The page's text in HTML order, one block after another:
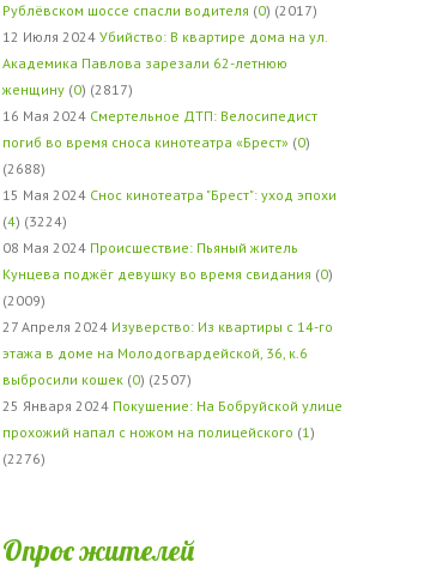
Рублёвском шоссе спасли водителя (0) (2017)
12 Июля 2024 Убийство: В квартире дома на ул.
Академика Павлова зарезали 62-летнюю
женщину (0) (2817)
16 Мая 2024 Смертельное ДТП: Велосипедист
погиб во время сноса кинотеатра «Брест» (0)
(2688)
15 Мая 2024 Снос кинотеатра "Брест": уход эпохи
(4) (3224)
08 Мая 2024 Происшествие: Пьяный житель
Кунцева поджёг девушку во время свидания (0)
(2009)
27 Апреля 2024 Изуверство: Из квартиры с 14-го
этажа в доме на Молодогвардейской, 36, к.6
выбросили кошек (0) (2507)
25 Января 2024 Покушение: На Бобруйской улице
прохожий напал с ножом на полицейского (1)
(2276)
Опрос жителей